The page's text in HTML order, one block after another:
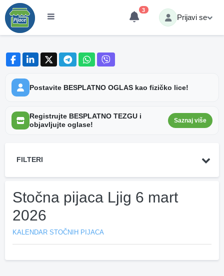
3
Prijavi se
Postavite BESPLATNO OGLAS kao fizičko lice!
Registrujte BESPLATNO TEZGU i
objavljujte oglase!
Saznaj više
FILTERI
Stočna pijaca Ljig 6 mart
2026
KALENDAR STOČNIH PIJACA